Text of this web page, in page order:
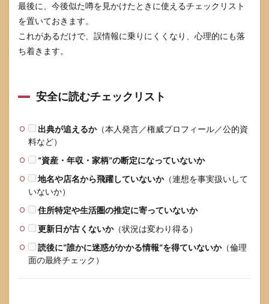
最後に、今後似た噂を見かけたときに使えるチェックリスト
を置いておきます。
これがあるだけで、誤情報に乗りにくくなり、心理的にも落
ち着きます。
安全に読むチェックリスト
出典が追えるか（本人発言／権威プロフィール／公的資
料など）
“資産・年収・家柄”の断定になっていないか
地名や店名から飛躍していないか（連想を事実扱いして
いないか）
住所特定や生活圏の推定に寄っていないか
更新日が古くないか（状況は変わり得る）
読後に“誰かに迷惑がかかる情報”を得ていないか（倫理
面の最終チェック）